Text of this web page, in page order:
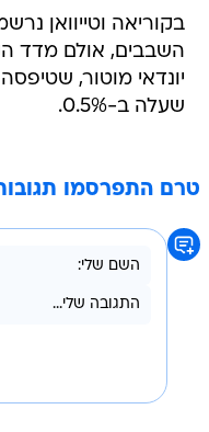
בקוריאה וטייוואן
השבבים, אולם מדד
שעלה ב-0.5%.
טרם התפרסמו